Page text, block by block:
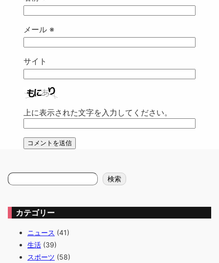
メール ※
サイト
上に表示された文字を入力してください。
検
索
検索
カテゴリー
ニュース (41)
生活 (39)
スポーツ (58)